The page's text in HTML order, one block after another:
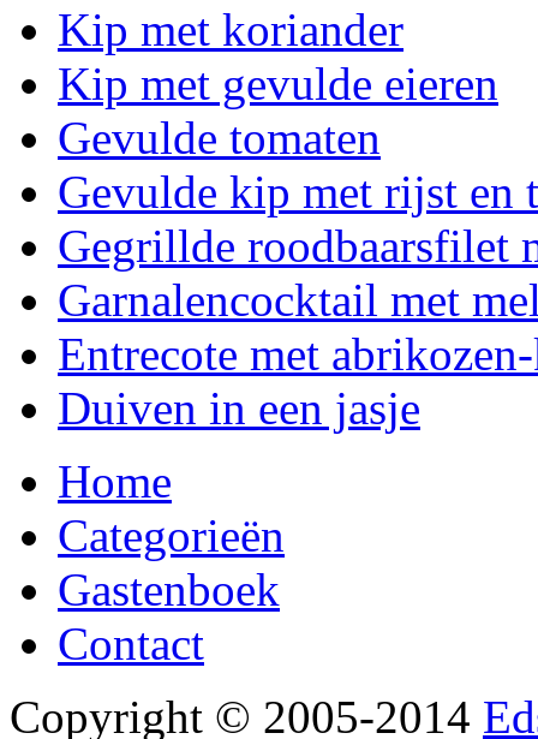
Kip met koriander
Kip met gevulde eieren
Gevulde tomaten
Gevulde kip met rijst en
Gegrillde roodbaarsfilet
Garnalencocktail met
Entrecote met
Duiven in een jasje
Home
Categorieën
Gastenboek
Contact
Copyright © 2005-2014